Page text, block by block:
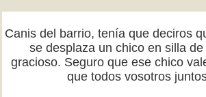
Canis del barrio, tenía que deciros
se desplaza un chico en silla
gracioso. Seguro que ese chico
que todos vosotros